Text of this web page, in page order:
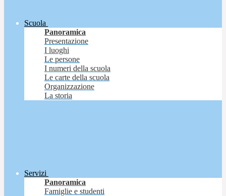
Scuola
Panoramica
Presentazione
I luoghi
Le persone
I numeri della scuola
Le carte della scuola
Organizzazione
La storia
Servizi
Panoramica
Famiglie e studenti